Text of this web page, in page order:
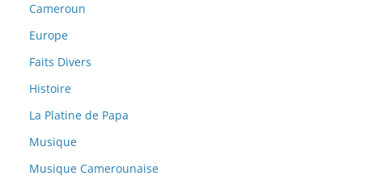
Cameroun
Europe
Faits Divers
Histoire
La Platine de Papa
Musique
Musique Camerounaise